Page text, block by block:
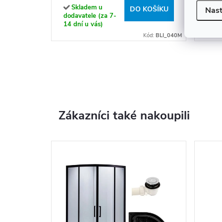
Skladem u
dodavatele (za 7-
14 dní u vás)
DO KOŠÍKU
Kód: BLI_040M
Zákazníci také nakoupili